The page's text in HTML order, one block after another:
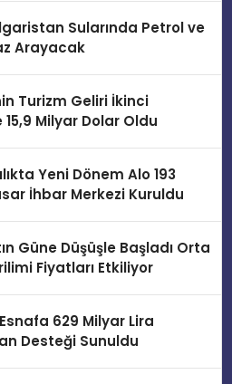
Sularında Petrol ve
Arayacak
Turizm Geliri İkinci
Milyar Dolar Oldu
Yeni Dönem Alo 193
İhbar Merkezi Kuruldu
Güne Düşüşle Başladı Orta
Fiyatları Etkiliyor
629 Milyar Lira
Desteği Sunuldu